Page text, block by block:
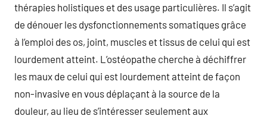
thérapies holistiques et des usage particulières. Il s’agit
de dénouer les dysfonctionnements somatiques grâce
à l’emploi des os, joint, muscles et tissus de celui qui est
lourdement atteint. L’ostéopathe cherche à déchiffrer
les maux de celui qui est lourdement atteint de façon
non-invasive en vous déplaçant à la source de la
douleur, au lieu de s’intéresser seulement aux